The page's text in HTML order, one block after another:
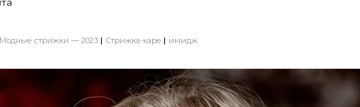
Модные стрижки — 2023 Стрижка-каре имидж